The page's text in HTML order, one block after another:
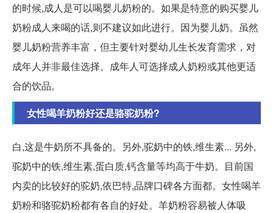
的时候,成人是可以喝婴儿奶粉的。如果是特意的购买婴儿
奶粉成人来喝的话,则不建议如此进行。因为婴儿奶。虽然
婴儿奶粉营养丰富，但主要针对婴幼儿生长发育需求，对
成年人并非最佳选择。成年人可选择成人奶粉或其他更适
合的饮品。
女性喝羊奶粉好还是骆驼奶粉?
白,这是牛奶所不具备的。另外,驼奶中的铁,维生素... 另外,
驼奶中的铁,维生素,蛋白质,钙含量等均高于牛奶。目前国
内卖的比较好的驼奶,依巴特,品牌口碑各方面都。女性喝羊
奶粉和骆驼奶粉都有各自的好处。羊奶粉容易被人体吸